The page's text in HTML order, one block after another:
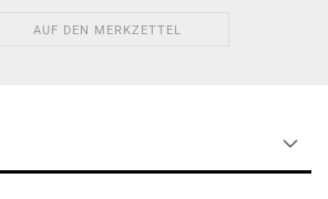
AUF DEN MERKZETTEL